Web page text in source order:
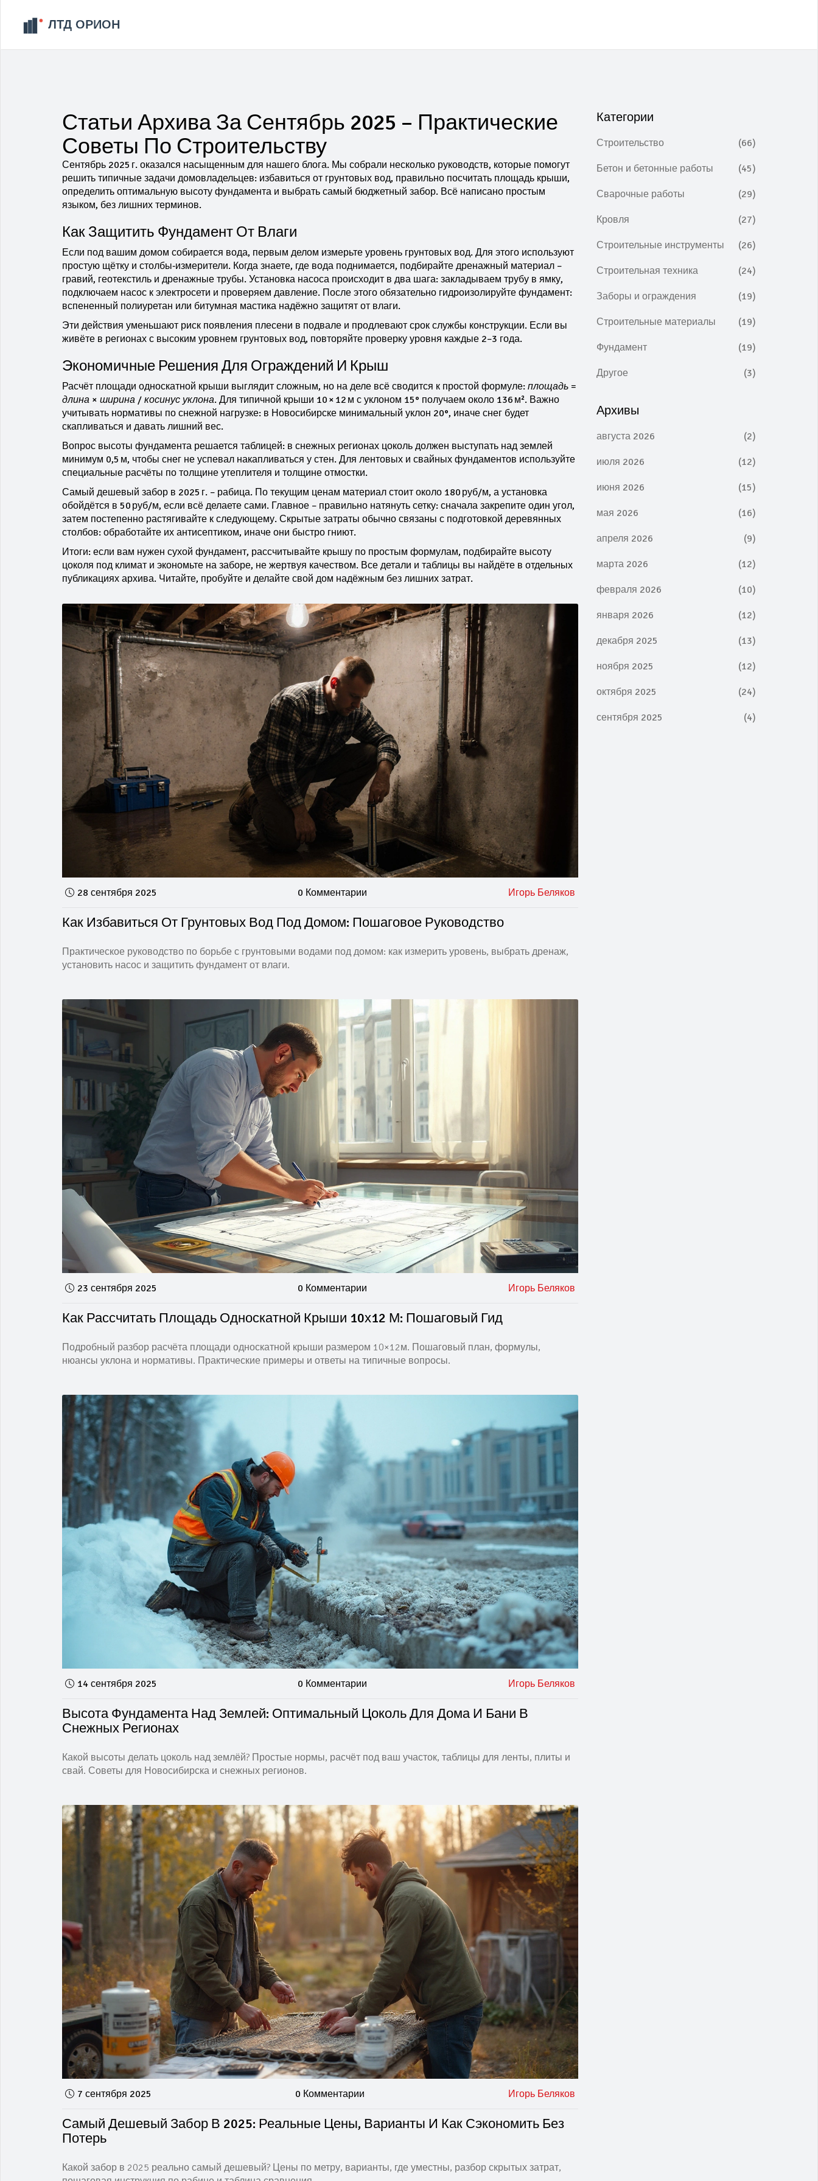
Статьи Архива За Сентябрь 2025 – Практические
Советы По Строительству
Сентябрь 2025 г. оказался насыщенным для нашего блога. Мы собрали несколько руководств, которые помогут
решить типичные задачи домовладельцев: избавиться от грунтовых вод, правильно посчитать площадь крыши,
определить оптимальную высоту фундамента и выбрать самый бюджетный забор. Всё написано простым
языком, без лишних терминов.
Как Защитить Фундамент От Влаги
Если под вашим домом собирается вода, первым делом измерьте уровень грунтовых вод. Для этого используют
простую щётку и столбы‑измерители. Когда знаете, где вода поднимается, подбирайте дренажный материал –
гравий, геотекстиль и дренажные трубы. Установка насоса происходит в два шага: закладываем трубу в ямку,
подключаем насос к электросети и проверяем давление. После этого обязательно гидроизолируйте фундамент:
вспененный полиуретан или битумная мастика надёжно защитят от влаги.
Эти действия уменьшают риск появления плесени в подвале и продлевают срок службы конструкции. Если вы
живёте в регионах с высоким уровнем грунтовых вод, повторяйте проверку уровня каждые 2–3 года.
Экономичные Решения Для Ограждений И Крыш
Расчёт площади односкатной крыши выглядит сложным, но на деле всё сводится к простой формуле: площадь =
длина × ширина / косинус уклона. Для типичной крыши 10 × 12 м с уклоном 15° получаем около 136 м². Важно
учитывать нормативы по снежной нагрузке: в Новосибирске минимальный уклон 20°, иначе снег будет
скапливаться и давать лишний вес.
Вопрос высоты фундамента решается таблицей: в снежных регионах цоколь должен выступать над землей
минимум 0,5 м, чтобы снег не успевал накапливаться у стен. Для лентовых и свайных фундаментов используйте
специальные расчёты по толщине утеплителя и толщине отмостки.
Самый дешевый забор в 2025 г. – рабица. По текущим ценам материал стоит около 180 руб/м, а установка
обойдётся в 50 руб/м, если всё делаете сами. Главное – правильно натянуть сетку: сначала закрепите один угол,
затем постепенно растягивайте к следующему. Скрытые затраты обычно связаны с подготовкой деревянных
столбов: обработайте их антисептиком, иначе они быстро гниют.
Итоги: если вам нужен сухой фундамент, рассчитывайте крышу по простым формулам, подбирайте высоту
цоколя под климат и экономьте на заборе, не жертвуя качеством. Все детали и таблицы вы найдёте в отдельных
публикациях архива. Читайте, пробуйте и делайте свой дом надёжным без лишних затрат.
28 сентября 2025 0 Комментарии Игорь Беляков
Как Избавиться От Грунтовых Вод Под Домом: Пошаговое Руководство
Практическое руководство по борьбе с грунтовыми водами под домом: как измерить уровень, выбрать дренаж,
установить насос и защитить фундамент от влаги.
23 сентября 2025 0 Комментарии Игорь Беляков
Как Рассчитать Площадь Односкатной Крыши 10х12 М: Пошаговый Гид
Подробный разбор расчёта площади односкатной крыши размером 10×12м. Пошаговый план, формулы,
нюансы уклона и нормативы. Практические примеры и ответы на типичные вопросы.
14 сентября 2025 0 Комментарии Игорь Беляков
Высота Фундамента Над Землей: Оптимальный Цоколь Для Дома И Бани В
Снежных Регионах
Какой высоты делать цоколь над землёй? Простые нормы, расчёт под ваш участок, таблицы для ленты, плиты и
свай. Советы для Новосибирска и снежных регионов.
7 сентября 2025 0 Комментарии Игорь Беляков
Самый Дешевый Забор В 2025: Реальные Цены, Варианты И Как Сэкономить Без
Потерь
Какой забор в 2025 реально самый дешевый? Цены по метру, варианты, где уместны, разбор скрытых затрат,
Категории
Строительство (66)
Бетон и бетонные работы (45)
Сварочные работы (29)
Кровля (27)
Строительные инструменты (26)
Строительная техника (24)
Заборы и ограждения (19)
Строительные материалы (19)
Фундамент (19)
Другое (3)
Архивы
августа 2026 (2)
июля 2026 (12)
июня 2026 (15)
мая 2026 (16)
апреля 2026 (9)
марта 2026 (12)
февраля 2026 (10)
января 2026 (12)
декабря 2025 (13)
ноября 2025 (12)
октября 2025 (24)
сентября 2025 (4)